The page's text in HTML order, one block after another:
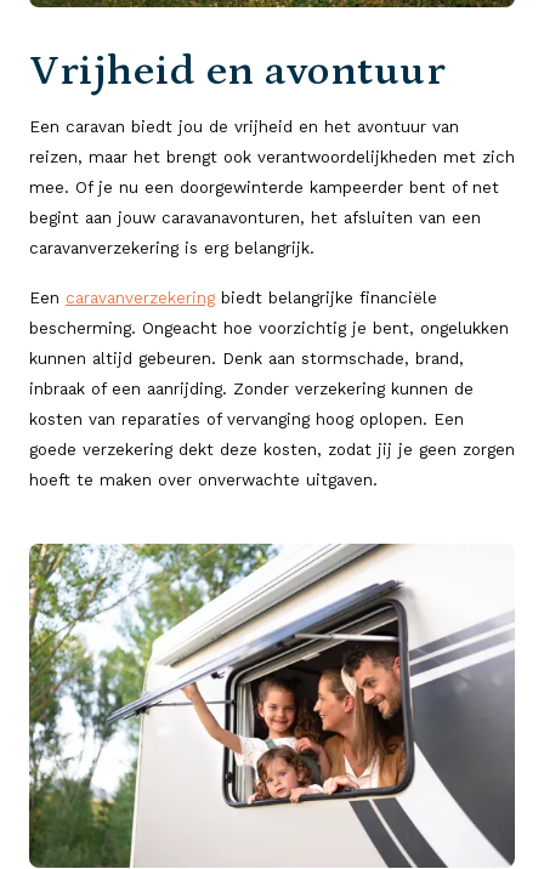
Vrijheid en avontuur
Een caravan biedt jou de vrijheid en het avontuur van
reizen, maar het brengt ook verantwoordelijkheden met zich
mee. Of je nu een doorgewinterde kampeerder bent of net
begint aan jouw caravanavonturen, het afsluiten van een
caravanverzekering is erg belangrijk.
Een caravanverzekering biedt belangrijke financiële
bescherming. Ongeacht hoe voorzichtig je bent, ongelukken
kunnen altijd gebeuren. Denk aan stormschade, brand,
inbraak of een aanrijding. Zonder verzekering kunnen de
kosten van reparaties of vervanging hoog oplopen. Een
goede verzekering dekt deze kosten, zodat jij je geen zorgen
hoeft te maken over onverwachte uitgaven.